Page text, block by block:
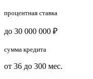
процентная ставка
до 30 000 000 ₽
сумма кредита
от 36 до 300 мес.